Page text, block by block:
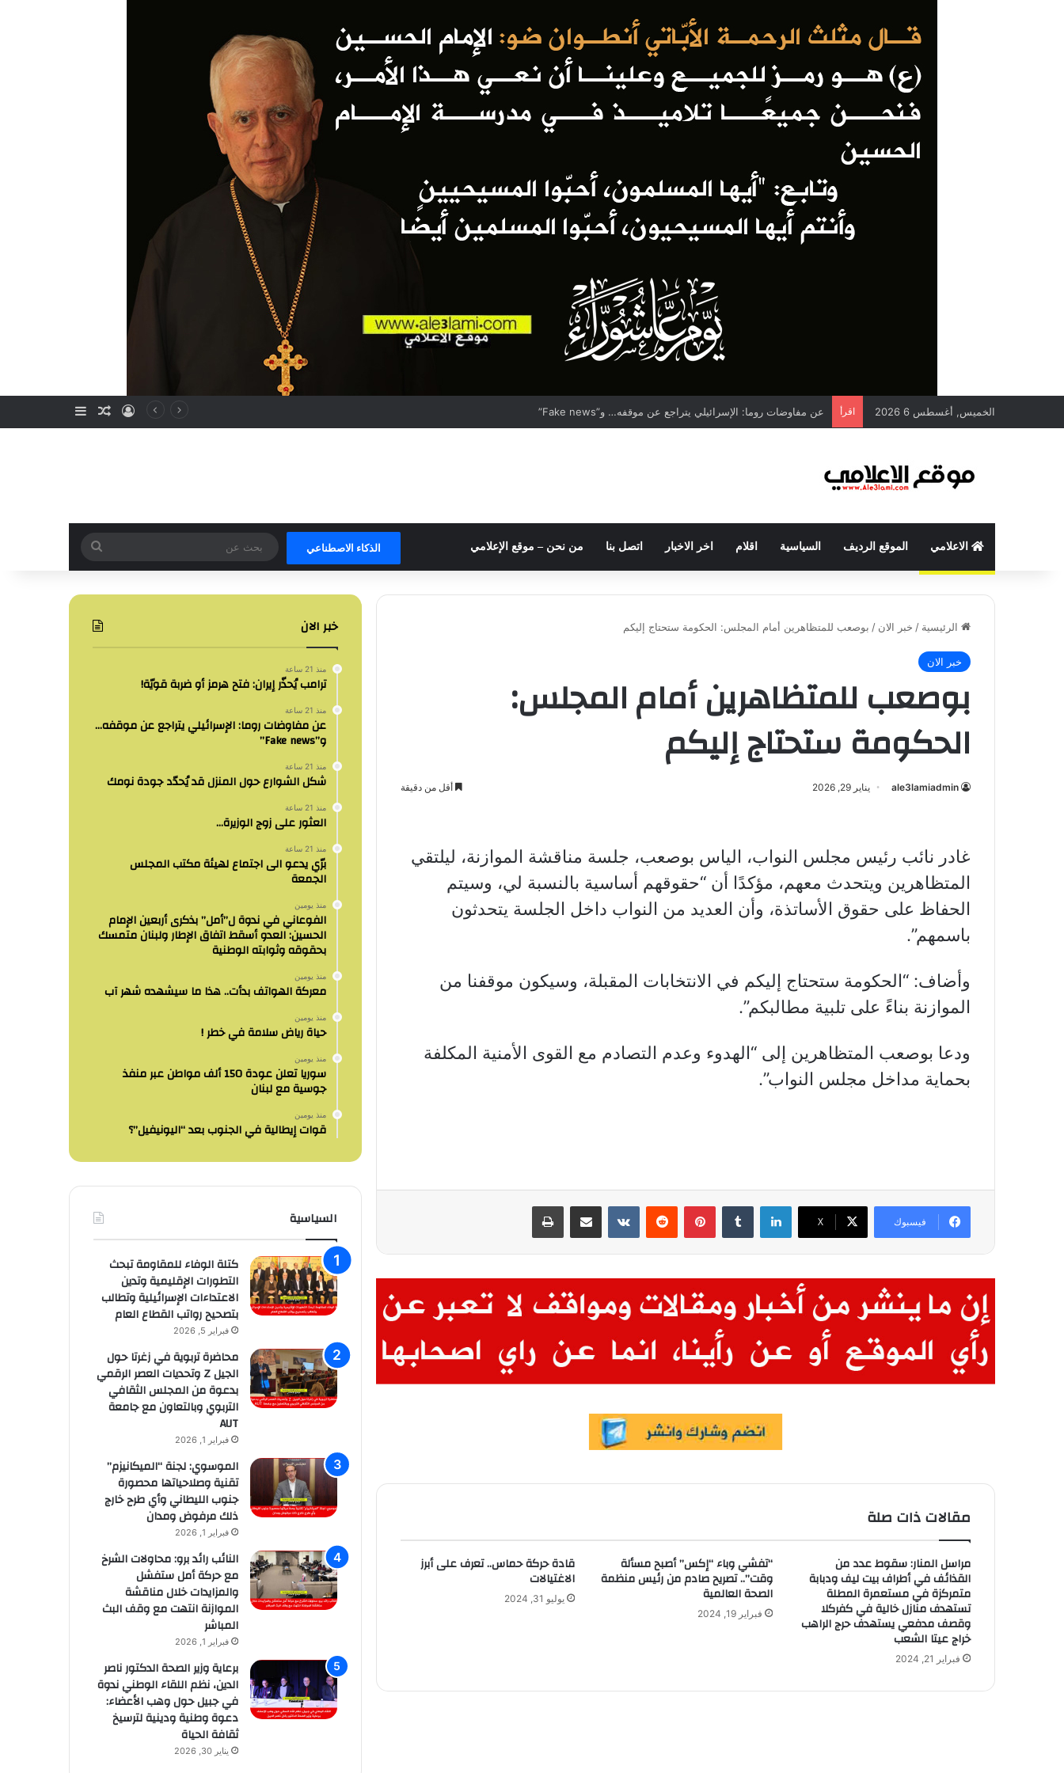
الخميس, أغسطس 6 2026 اقرأ عن مفاوضات روما: الإسرائيلي يتراجع عن موقفه… و”Fake news” تسجيل الدخول
مقال عشوائي
إضافة عمود
الاعلامي الموقع الرديف السياسية اقلام اخر الاخبار اتصل بنا من نحن – موقع الإعلامي الذكاء الاصطناعي
بحث
عن
الرئيسية / خبر الان / بوصعب للمتظاهرين أمام المجلس: الحكومة ستحتاج إليكم
خبر الان
بوصعب للمتظاهرين أمام المجلس:
الحكومة ستحتاج إليكم
ale3lamiadmin يناير 29, 2026 أقل من دقيقة
غادر نائب رئيس مجلس النواب، الياس بوصعب، جلسة مناقشة الموازنة، ليلتقي
المتظاهرين ويتحدث معهم، مؤكدًا أن “حقوقهم أساسية بالنسبة لي، وسيتم
الحفاظ على حقوق الأساتذة، وأن العديد من النواب داخل الجلسة يتحدثون
باسمهم”.
وأضاف: “الحكومة ستحتاج إليكم في الانتخابات المقبلة، وسيكون موقفنا من
الموازنة بناءً على تلبية مطالبكم”.
ودعا بوصعب المتظاهرين إلى “الهدوء وعدم التصادم مع القوى الأمنية المكلفة
بحماية مداخل مجلس النواب”.
فيسبوك X
لينكدإن بينتيريست مشاركة عبر البريد طباعة
مقالات ذات صلة
مراسل المنار: سقوط عدد من
القذائف في أطراف بيت ليف ودبابة
متمركزة في مستعمرة المطلة
تستهدف منازل خالية في كفركلا
وقصف مدفعي يستهدف حرج الراهب
خراج عيتا الشعب
فبراير 21, 2024
“تفشي وباء “إكس” أصبح مسألة
وقت”.. تصريح صادم من رئيس منظمة
الصحة العالمية
فبراير 19, 2024
قادة حركة حماس.. تعرف على أبرز
الاغتيالات
يوليو 31, 2024
خبر الان
منذ 21 ساعة
ترامب يُحذّر إيران: فتح هرمز أو ضربة قويّة!
منذ 21 ساعة
عن مفاوضات روما: الإسرائيلي يتراجع عن موقفه…
و”Fake news”
منذ 21 ساعة
شكل الشوارع حول المنزل قد يُحدّد جودة نومك
منذ 21 ساعة
العثور على زوج الوزيرة…
منذ 21 ساعة
برّي يدعو الى اجتماع لهيئة مكتب المجلس
الجمعة
منذ يومين
الفوعاني في ندوة ل”أمل” بذكرى أربعين الإمام
الحسين: العدو أسقط اتفاق الإطار ولبنان متمسك
بحقوقه وثوابته الوطنية
منذ يومين
معركة الهواتف بدأت.. هذا ما سيشهده شهر آب
منذ يومين
حياة رياض سلامة في خطر !
منذ يومين
سوريا تعلن عودة 150 ألف مواطن عبر منفذ
جوسية مع لبنان
منذ يومين
قوات إيطالية في الجنوب بعد “اليونيفيل”؟
السياسية
كتلة الوفاء للمقاومة تبحث
التطورات الإقليمية وتدين
الاعتداءات الإسرائيلية وتطالب
بتصحيح رواتب القطاع العام
فبراير 5, 2026
محاضرة تربوية في زغرتا حول
الجيل Z وتحديات العصر الرقمي
بدعوة من المجلس الثقافي
التربوي وبالتعاون مع جامعة
AUT
فبراير 1, 2026
الموسوي: لجنة “الميكانيزم”
تقنية وصلاحياتها محصورة
جنوب الليطاني وأي طرح خارج
ذلك مرفوض ومدان
فبراير 1, 2026
النائب رائد برو: محاولات الشرخ
مع حركة أمل ستفشل
والمزايدات خلال مناقشة
الموازنة انتهت مع وقف البث
المباشر
فبراير 1, 2026
برعاية وزير الصحة الدكتور ناصر
الدين، نظم اللقاء الوطني ندوة
في جبيل حول وهب الأعضاء:
دعوة وطنية ودينية لترسيخ
ثقافة الحياة
يناير 30, 2026